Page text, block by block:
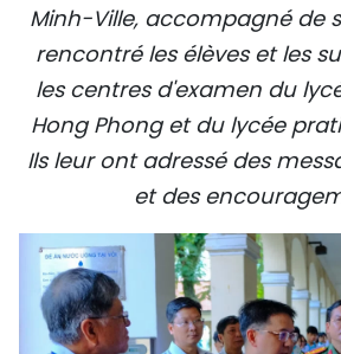
Minh-Ville, accompagné de
rencontré les élèves et les
les centres d'examen du
Hong Phong et du lycée
Ils leur ont adressé des
et des